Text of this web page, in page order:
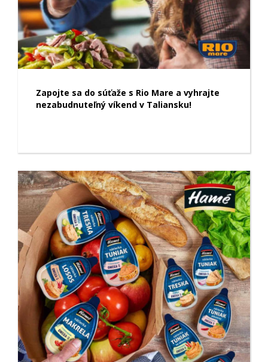
Zapojte sa do súťaže s Rio Mare a vyhrajte
nezabudnuteľný víkend v Taliansku!